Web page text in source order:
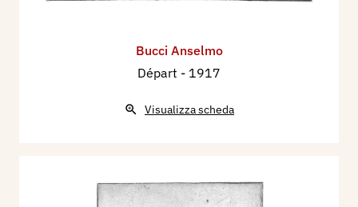
Bucci Anselmo
Départ - 1917
Visualizza scheda